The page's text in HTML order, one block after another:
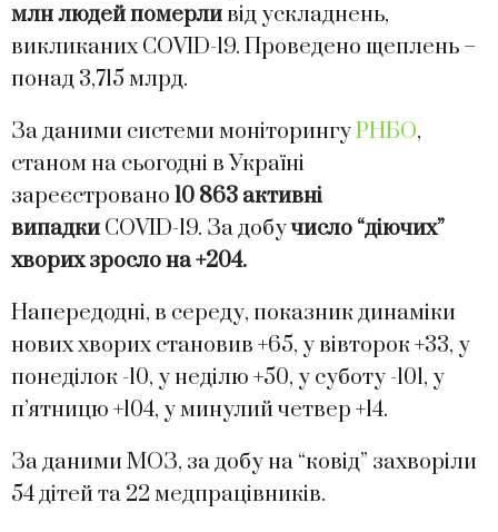
млнлюдей померли від ускладнень,
викликаних COVID-19. Проведено щеплень –
понад 3,715 млрд.
За даними системи моніторингуРНБО,
станом на сьогодні в Україні
зареєстровано 10 863 активні
випадки COVID-19. За добучисло “діючих”
хворих зросло на +204.
Напередодні, в середу, показник динаміки
нових хворих становив +65, у вівторок +33, у
понеділок -10, у неділю +50, у суботу -101, у
п’ятницю +104, у минулий четвер +14.
За даними МОЗ, за добу на “ковід” захворіли
54 дітей та 22 медпрацівників.